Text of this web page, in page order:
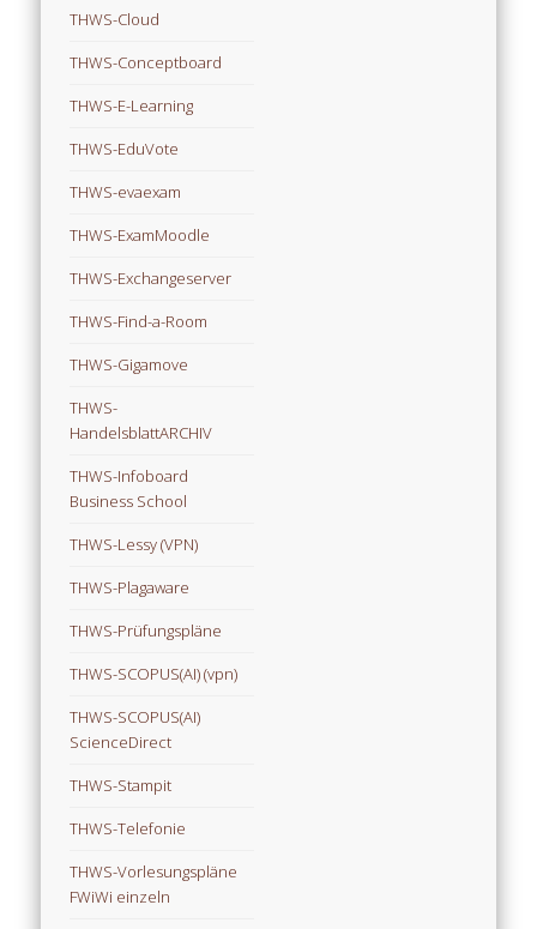
THWS-Cloud
THWS-Conceptboard
THWS-E-Learning
THWS-EduVote
THWS-evaexam
THWS-ExamMoodle
THWS-Exchangeserver
THWS-Find-a-Room
THWS-Gigamove
THWS-
HandelsblattARCHIV
THWS-Infoboard
Business School
THWS-Lessy (VPN)
THWS-Plagaware
THWS-Prüfungspläne
THWS-SCOPUS(AI) (vpn)
THWS-SCOPUS(AI)
ScienceDirect
THWS-Stampit
THWS-Telefonie
THWS-Vorlesungspläne
FWiWi einzeln